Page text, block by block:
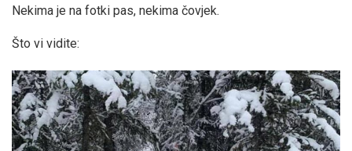
Nekima je na fotki pas, nekima čovjek.
Što vi vidite: